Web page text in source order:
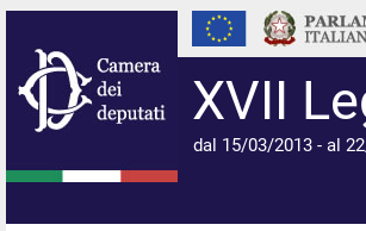
XVII
dal 15/03/2013 - al